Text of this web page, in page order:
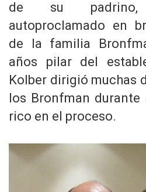
de su padrino,
autoproclamado en
de la familia
años pilar del
Kolber dirigió muchas
los Bronfman durante
rico en el proceso.